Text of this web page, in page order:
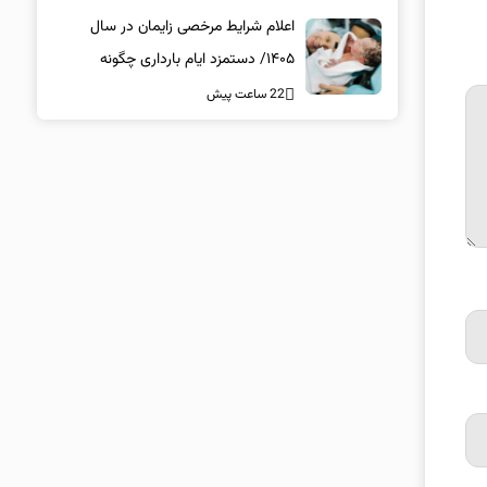
اعلام شرایط مرخصی زایمان در سال
۱۴۰۵/ دستمزد ایام بارداری چگونه
پرداخت می‌شود؟
22 ساعت پیش